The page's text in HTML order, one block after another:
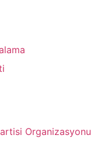
Organizasyonu